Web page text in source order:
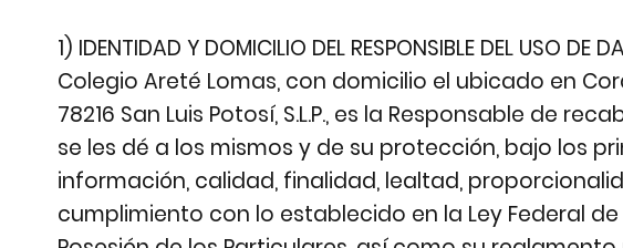
1) IDENTIDAD Y DOMICILIO DEL RESPONSIBLE DEL USO DE
Colegio Areté Lomas, con domicilio el ubicado en
78216 San Luis Potosí, S.L.P., es la Responsable de
se les dé a los mismos y de su protección, bajo los
información, calidad, finalidad, lealtad,
cumplimiento con lo establecido en la Ley Federal